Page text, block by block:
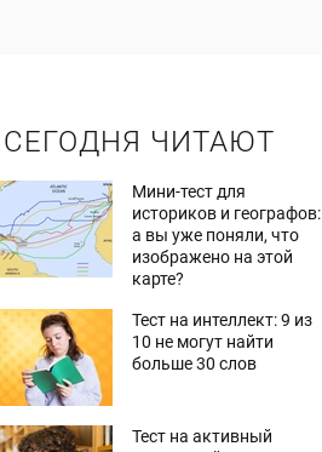
СЕГОДНЯ ЧИТАЮТ
Мини-тест для
историков и географов:
а вы уже поняли, что
изображено на этой
карте?
Тест на интеллект: 9 из
10 не могут найти
больше 30 слов
Тест на активный